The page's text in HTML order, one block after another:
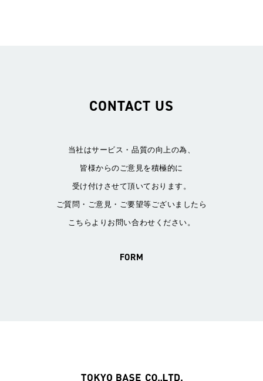
CONTACT US
当社はサービス・品質の向上の為、
皆様からのご意見を積極的に
受け付けさせて頂いております。
ご質問・ご意見・ご要望等ございましたら
こちらよりお問い合わせください。
FORM